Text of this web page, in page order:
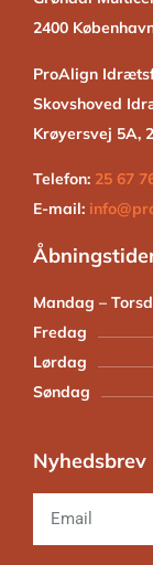
2400
ProAlign
Skovshoved
Krøyersvej 5A,
Telefon: 25 67
E-mail:
Mandag –
Fredag
Lørdag
Søndag
Nyhedsbrev